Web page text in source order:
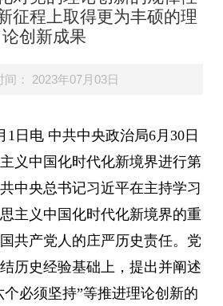
征程上取得更为丰硕的理
论创新成果
间： 2023年07月03日
1日电 中共中央政治局6月30日
义中国化时代化新境界进行第
中央总书记习近平在主持学习
主义中国化时代化新境界的重
共产党人的庄严历史责任。党
历史经验基础上，提出并阐述
个必须坚持”等推进理论创新的